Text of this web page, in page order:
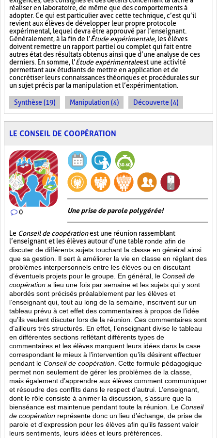
réaliser en laboratoire, de même que des comportements à
adopter. Ce qui est particulier avec cette technique, c’est qu’il
revient aux élèves de développer leur propre protocole
expérimental, lequel devra être approuvé par l’enseignant.
Généralement, à la fin de l’Étude expérimentale, les élèves
doivent remettre un rapport partiel ou complet qui fait entre
autres état des résultats obtenus ainsi que d’une analyse de ces
derniers. En somme, l’Étude expérimentaleest une activité
permettant aux étudiants de mettre en application et de
concrétiser leurs connaissances théoriques et procédurales sur
un sujet précis par la manipulation et l’expérimentation.
Synthèse (19) Manipulation (4) Découverte (4)
LE CONSEIL DE COOPÉRATION
0 Une prise de parole polygérée!
Le Conseil de coopérationest une réunion rassemblant
l’enseignant et les élèves autour d’une table ronde afin de
discuter de différents sujets touchant la classe en général ainsi
que sa gestion. Il sert à améliorer la vie en classe en réglant des
problèmes interpersonnels entre les élèves ou en discutant
d’éventuels projets pour le groupe. En général, le Conseil de
coopération a lieu une fois par semaine et les sujets qui y sont
abordés sont précisés préalablement par les élèves et
l’enseignant qui, tout au long de la semaine, inscrivent sur un
tableau prévu à cet effet des commentaires à propos de l’idée
qu’ils veulent discuter lors de la réunion. Ces commentaires sont
d’ailleurs très structurés. En effet, l’enseignant divise le tableau
en différentes sections reflétant différents types de
commentaires et les élèves marquent leurs idées dans la case
correspondant le mieux à l’intervention qu’ils désirent effectuer
pendant le Conseil de coopération . Cette formule pédagogique
permet non seulement de gérer les problèmes de la classe,
mais également d’apprendre aux élèves comment communiquer
et résoudre des conflits dans le respect d’autrui. L’enseignant,
dont le rôle consiste à animer la discussion, s’assure que la
bienséance est maintenue pendant toute la réunion. Le Conseil
de coopération représente donc un lieu d’échange, de prise de
parole et d’expression pour les élèves afin qu’ils fassent valoir
leurs sentiments, leurs idées et leurs préférences.